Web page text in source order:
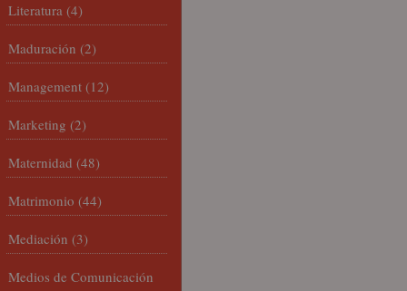
Literatura (4)
Maduración (2)
Management (12)
Marketing (2)
Maternidad (48)
Matrimonio (44)
Mediación (3)
Medios de Comunicación